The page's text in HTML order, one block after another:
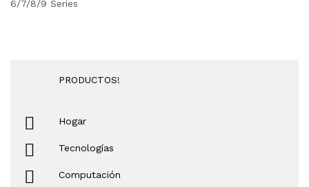
6/7/8/9 Series
PRODUCTOS!
Hogar
Tecnologías
Computación